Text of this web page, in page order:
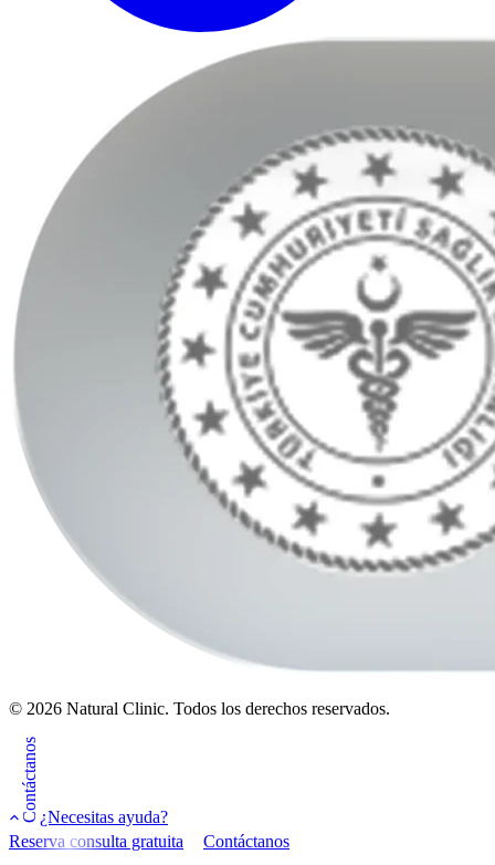
© 2026 Natural Clinic. Todos los derechos reservados.
Contáctanos ¿Necesitas ayuda?
Reserva consulta gratuita
Contáctanos